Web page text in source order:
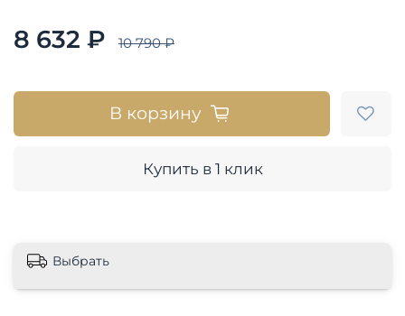
8 632 ₽ 10 790 ₽
В корзину
Купить в 1 клик
Выбрать